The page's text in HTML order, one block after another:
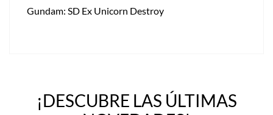
Gundam: SD Ex Unicorn Destroy
¡DESCUBRE LAS ÚLTIMAS